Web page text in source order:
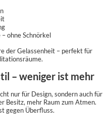
ohne Schnörkel
der Gelassenheit – perfekt für
– weniger ist mehr
nur für Design, sondern auch für
Besitz, mehr Raum zum Atmen.
gegen Überfluss.